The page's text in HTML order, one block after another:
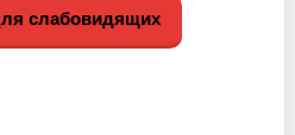
слабовидящих